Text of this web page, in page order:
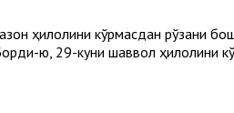
ҳилолини кўрмасдан рўзани
ю, 29-куни шаввол ҳилолини